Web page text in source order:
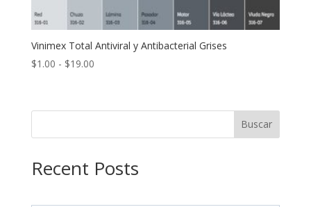
Vinimex Total Antiviral y Antibacterial Grises
$1.00 - $19.00Rango
desde
Buscar
Recent Posts